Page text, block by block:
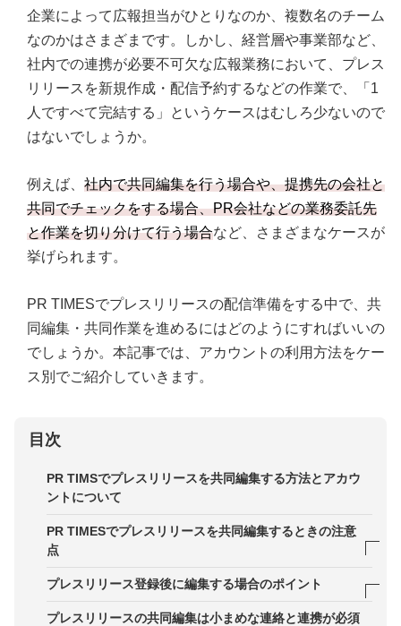
企業によって広報担当がひとりなのか、複数名のチーム
なのかはさまざまです。しかし、経営層や事業部など、
社内での連携が必要不可欠な広報業務において、プレス
リリースを新規作成・配信予約するなどの作業で、「1
人ですべて完結する」というケースはむしろ少ないので
はないでしょうか。
例えば、 社内で共同編集を行う場合や、提携先の会社と
共同でチェックをする場合、PR会社などの業務委託先
と作業を切り分けて行う場合など、さまざまなケースが
挙げられます。
PR TIMESでプレスリリースの配信準備をする中で、共
同編集・共同作業を進めるにはどのようにすればいいの
でしょうか。本記事では、アカウントの利用方法をケー
ス別でご紹介していきます。
目次
PR TIMSでプレスリリースを共同編集する方法とアカウ
ントについて
PR TIMESでプレスリリースを共同編集するときの注意
点
注意点1．同時に編集すると反映されない可能性が
プレスリリース登録後に編集する場合のポイント
推奨：プレスリリース専用エディター「PR
プレスリリースの共同編集は小まめな連絡と連携が必須